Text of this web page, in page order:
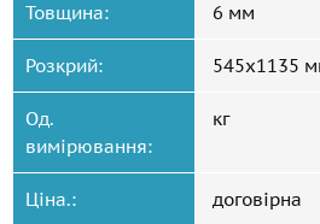
Товщина: 6 мм
Розкрий: 545x1135
Од.
вимірювання:
кг
Ціна.: договірна